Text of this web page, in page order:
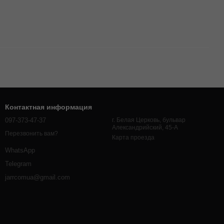
Контактная информация
097-373-47-37
Перезвонить вам?
WhatsApp
Telegram
jarrcomua@gmail.com
г. Белая Церковь, бульвар
Александрийский, 45-А
Карта проезда